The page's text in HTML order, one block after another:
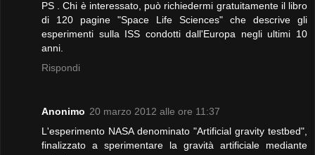
PS . Chi è interessato, può richiedermi gratuitamente il libro
di 120 pagine "Space Life Sciences" che descrive gli
esperimenti sulla ISS condotti dall'Europa negli ultimi 10
anni.
Rispondi
Anonimo 20 marzo 2012 alle ore 11:37
L'esperimento NASA denominato "Artificial gravity testbed",
finalizzato a sperimentare la gravità artificiale mediante